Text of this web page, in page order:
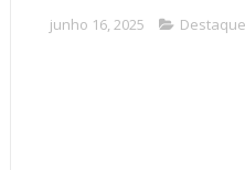
junho 16, 2025